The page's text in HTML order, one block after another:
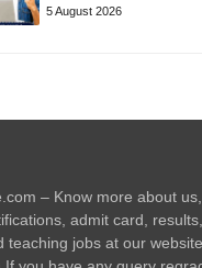
5 August 2026
– Know more about
admit card,
teaching jobs at our